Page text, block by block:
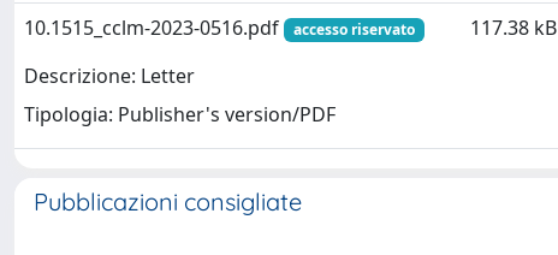
10.1515_cclm-2023-0516.pdf
accesso riservato
Descrizione: Letter
Tipologia: Publisher's version/PDF
117.38 kB
Pubblicazioni consigliate